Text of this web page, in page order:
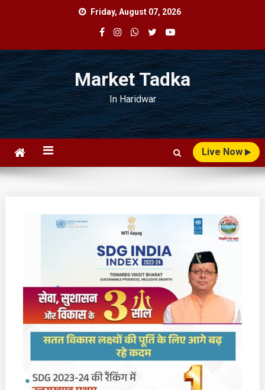
Friday, August 07, 2026
Market Tadka
In Haridwar
Live Now